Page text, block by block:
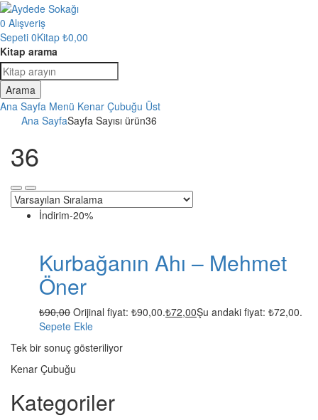
0 Alışveriş
Sepeti 0Kitap ₺0,00
Kitap arama
Arama
Ana Sayfa Menü Kenar Çubuğu Üst
Ana SayfaSayfa Sayısı ürün36
36
İndirim-20%
Kurbağanın Ahı – Mehmet
Öner
₺90,00 Orijinal fiyat: ₺90,00.₺72,00Şu andaki fiyat: ₺72,00.
Sepete Ekle
Tek bir sonuç gösteriliyor
Kenar Çubuğu
Kategoriler